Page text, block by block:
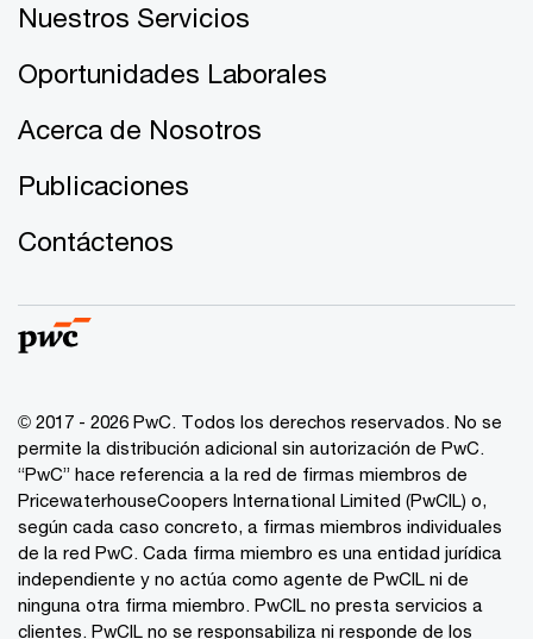
Nuestros Servicios
Oportunidades Laborales
Acerca de Nosotros
Publicaciones
Contáctenos
© 2017 - 2026 PwC. Todos los derechos reservados. No se
permite la distribución adicional sin autorización de PwC.
“PwC” hace referencia a la red de firmas miembros de
PricewaterhouseCoopers International Limited (PwCIL) o,
según cada caso concreto, a firmas miembros individuales
de la red PwC. Cada firma miembro es una entidad jurídica
independiente y no actúa como agente de PwCIL ni de
ninguna otra firma miembro. PwCIL no presta servicios a
clientes. PwCIL no se responsabiliza ni responde de los